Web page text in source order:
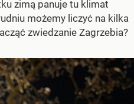
zimą panuje tu klimat
możemy liczyć na kilka
zwiedzanie Zagrzebia?